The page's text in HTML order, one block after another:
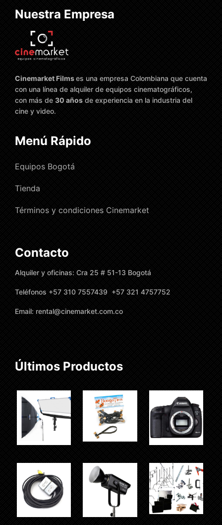
Nuestra Empresa
Cinemarket Filmses una empresa Colombiana que cuenta
con una línea de alquiler de equipos cinematográficos,
con más de 30 años de experiencia en la industria del
cine y video.
Menú Rápido
Equipos Bogotá
Tienda
Términos y condiciones Cinemarket
Contacto
Alquiler y oficinas: Cra 25 # 51-13 Bogotá
Teléfonos +57 310 7557439 +57 321 4757752
Email: rental@cinemarket.com.co
Últimos Productos